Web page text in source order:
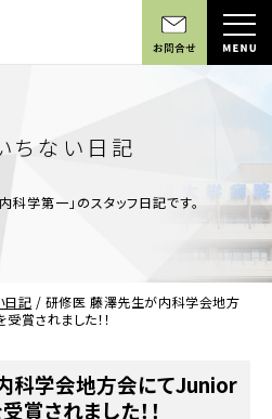
ちない日記
学第一」のスタッフ日記です。
日記 / 研修医 藤澤先生が内科学会地方
されました！！
科学会地方会にてJunior
されました！！